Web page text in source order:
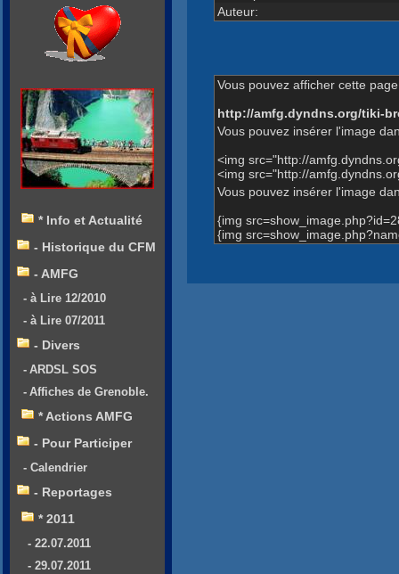
Auteur:
Vous pouvez afficher cette
http://amfg.dyndns.org/tiki-
Vous pouvez insérer l'image
<img src="http://
<img src="http://
Vous pouvez insérer l'image
{img
{img
* Info et Actualité
- Historique du CFM
- AMFG
- à Lire 12/2010
- à Lire 07/2011
- Divers
- ARDSL SOS
- Affiches de Grenoble.
* Actions AMFG
- Pour Participer
- Calendrier
- Reportages
* 2011
- 22.07.2011
- 29.07.2011